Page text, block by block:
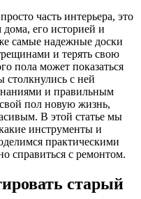
часть интерьера, это
его историей и
самые надежные доски
и терять свою
пола может показаться
столкнулись с ней
и правильным
пол новую жизнь,
В этой статье мы
инструменты и
практическими
справиться с ремонтом.
старый